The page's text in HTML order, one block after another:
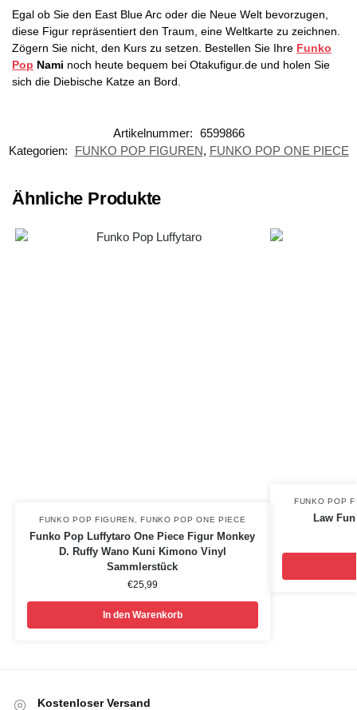
Egal ob Sie den East Blue Arc oder die Neue Welt bevorzugen,
diese Figur repräsentiert den Traum, eine Weltkarte zu zeichnen.
Zögern Sie nicht, den Kurs zu setzen. Bestellen Sie Ihre Funko
Pop Nami noch heute bequem bei Otakufigur.de und holen Sie
sich die Diebische Katze an Bord.
Artikelnummer: 6599866
Kategorien:
FUNKO POP FIGUREN, FUNKO POP ONE PIECE
Ähnliche Produkte
FUNKO POP FIGUREN ,FUNKO POP ONE PIECE
Funko Pop Luffytaro One Piece Figur Monkey
D. Ruffy Wano Kuni Kimono Vinyl
Sammlerstück
€25,99
In den Warenkorb
FUNKO POP
Law
Kostenloser Versand